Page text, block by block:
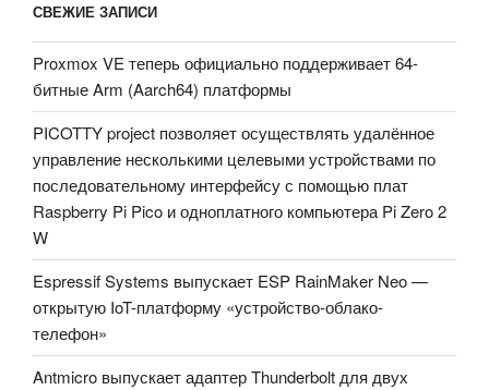
СВЕЖИЕ ЗАПИСИ
Proxmox VE теперь официально поддерживает 64-
битные Arm (Aarch64) платформы
PICOTTY project позволяет осуществлять удалённое
управление несколькими целевыми устройствами по
последовательному интерфейсу с помощью плат
Raspberry Pi Pico и одноплатного компьютера Pi Zero 2
W
Espressif Systems выпускает ESP RainMaker Neo —
открытую IoT-платформу «устройство-облако-
телефон»
Antmicro выпускает адаптер Thunderbolt для двух